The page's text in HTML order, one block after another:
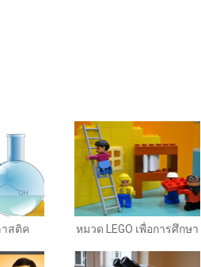
าสติค หมวด LEGO เพื่อการศึกษา